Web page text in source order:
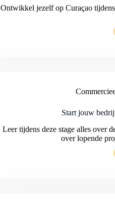
Ontwikkel jezelf op Curaçao
Start jouw
Leer tijdens deze stage alles over
over lopende